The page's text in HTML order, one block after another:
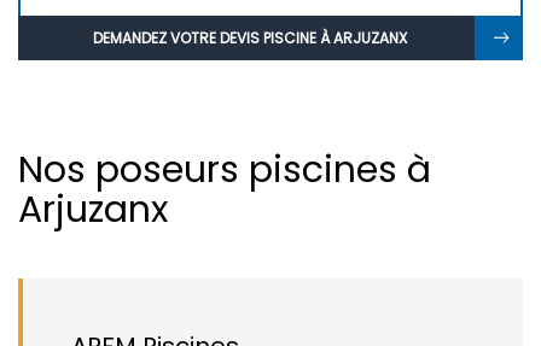
DEMANDEZ VOTRE DEVIS PISCINE À ARJUZANX
Nos poseurs piscines à
Arjuzanx